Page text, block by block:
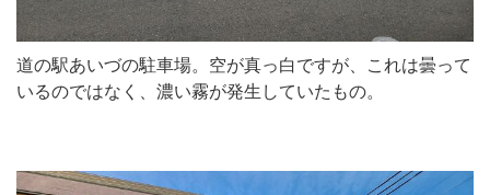
道の駅あいづの駐車場。空が真っ白ですが、これは曇って
いるのではなく、濃い霧が発生していたもの。